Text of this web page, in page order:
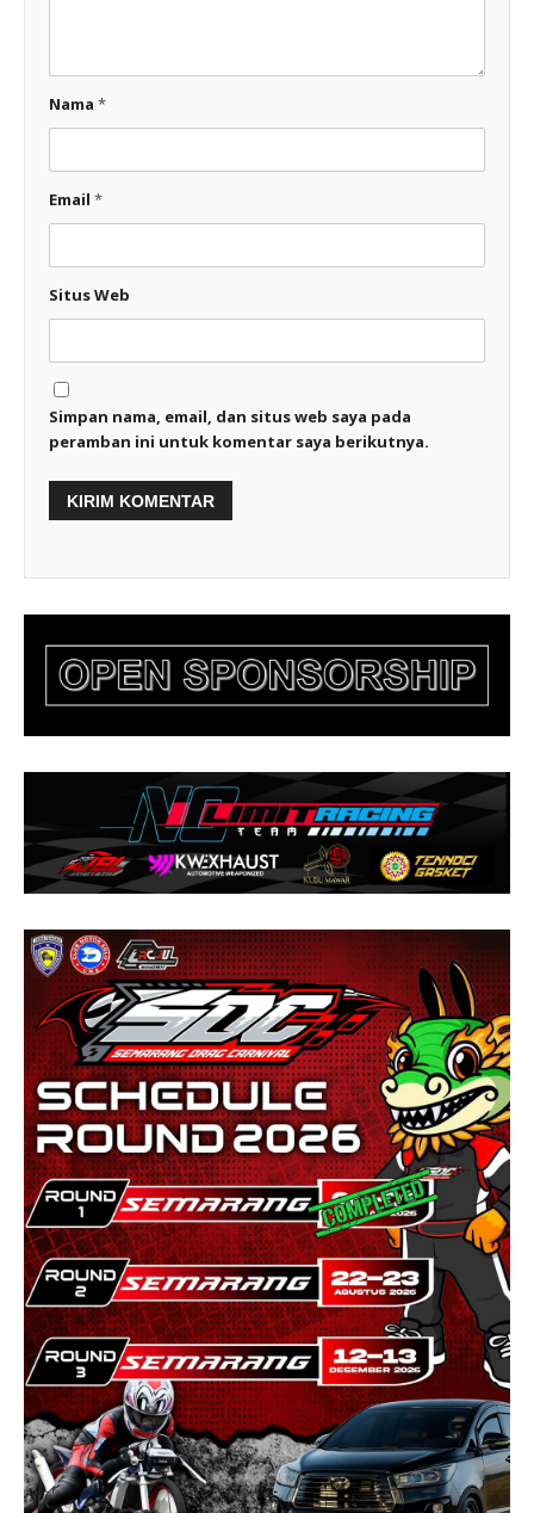
Nama *
Email *
Situs Web
Simpan nama, email, dan situs web saya pada
peramban ini untuk komentar saya berikutnya.